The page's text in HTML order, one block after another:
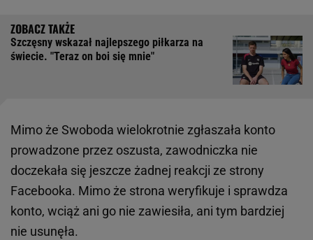
Szczęsny wskazał najlepszego piłkarza na
świecie. "Teraz on boi się mnie"
Mimo że Swoboda wielokrotnie zgłaszała konto
prowadzone przez oszusta, zawodniczka nie
doczekała się jeszcze żadnej reakcji ze strony
Facebooka. Mimo że strona weryfikuje i sprawdza
konto, wciąż ani go nie zawiesiła, ani tym bardziej
nie usunęła.